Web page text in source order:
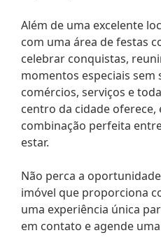
Além de uma excelente
com uma área de festas
celebrar conquistas,
momentos especiais sem
comércios, serviços e
centro da cidade
combinação perfeita
estar.
Não perca a
imóvel que proporciona
uma experiência única
em contato e agende